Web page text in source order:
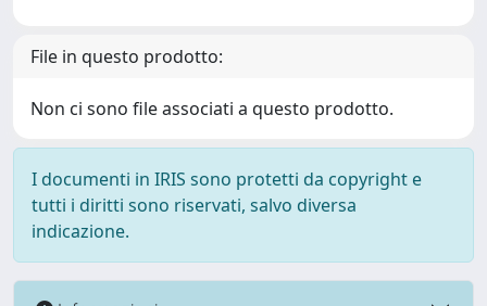
File in questo prodotto:
Non ci sono file associati a questo prodotto.
I documenti in IRIS sono protetti da copyright e
tutti i diritti sono riservati, salvo diversa
indicazione.